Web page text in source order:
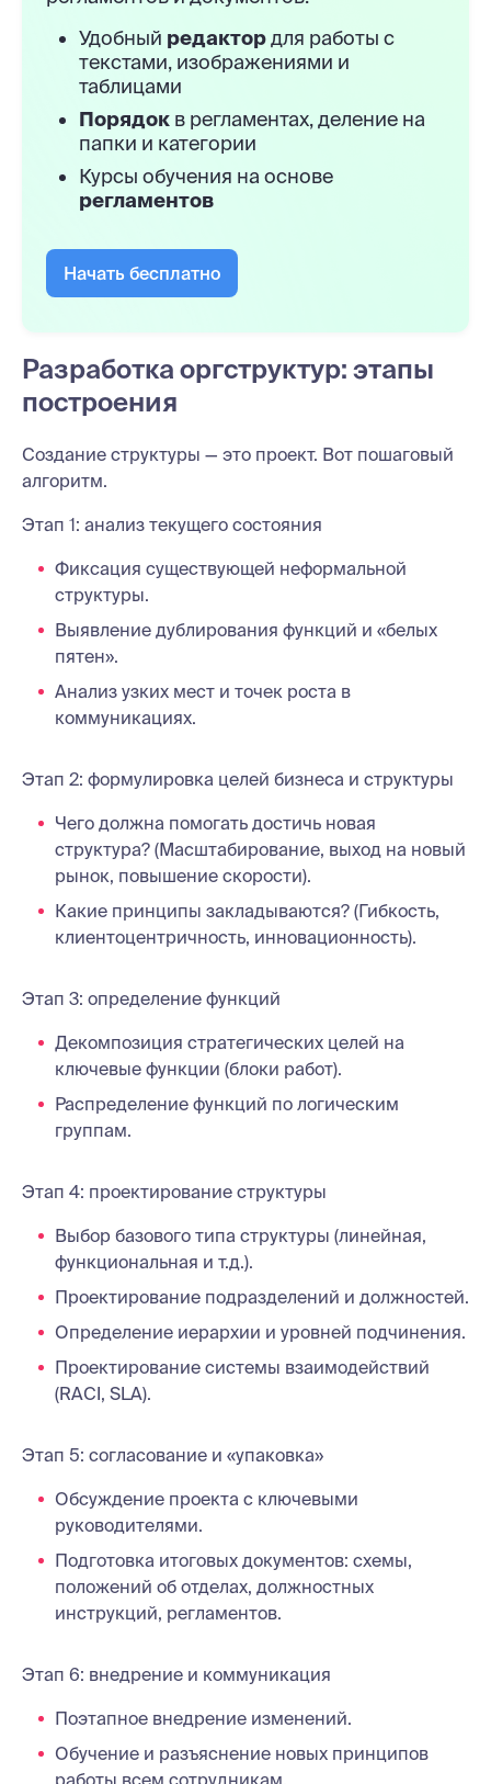
Удобный редактордля работы с
текстами, изображениями и
таблицами
Порядок в регламентах, деление на
папки и категории
Курсы обучения на основе
регламентов
Начать бесплатно
Разработка оргструктур: этапы
построения
Создание структуры — это проект. Вот пошаговый
алгоритм.
Этап 1: анализ текущего состояния
Фиксация существующей неформальной
структуры.
Выявление дублирования функций и «белых
пятен».
Анализ узких мест и точек роста в
коммуникациях.
Этап 2: формулировка целей бизнеса и структуры
Чего должна помогать достичь новая
структура? (Масштабирование, выход на новый
рынок, повышение скорости).
Какие принципы закладываются? (Гибкость,
клиентоцентричность, инновационность).
Этап 3: определение функций
Декомпозиция стратегических целей на
ключевые функции (блоки работ).
Распределение функций по логическим
группам.
Этап 4: проектирование структуры
Выбор базового типа структуры (линейная,
функциональная и т.д.).
Проектирование подразделений и должностей.
Определение иерархии и уровней подчинения.
Проектирование системы взаимодействий
(RACI, SLA).
Этап 5: согласование и «упаковка»
Обсуждение проекта с ключевыми
руководителями.
Подготовка итоговых документов: схемы,
положений об отделах, должностных
инструкций, регламентов.
Этап 6: внедрение и коммуникация
Поэтапное внедрение изменений.
Обучение и разъяснение новых принципов
работы всем сотрудникам.